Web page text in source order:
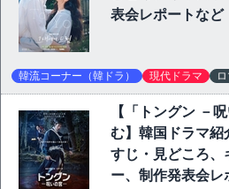
表会レポートなど
韓流コーナー（韓ドラ） 現代ドラマ
【「トングン －
む】韓国ドラマ紹
すじ・見どころ、
ー、制作発表会レ